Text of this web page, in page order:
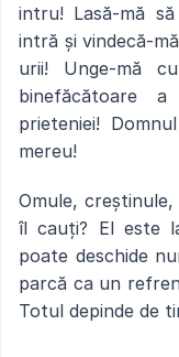
intru! Lasă-mă
intră și vindecă-
urii! Unge-mă
binefăcătoare
prieteniei!
mereu!
Omule,
îl cauți? El este
poate deschide
parcă ca un
Totul depinde de